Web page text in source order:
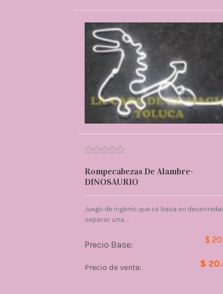
Rompecabezas De Alambre-
DINOSAURIO
Juego de ingenio que se basa en
separar una ...
Precio Base: $
Precio de venta: $